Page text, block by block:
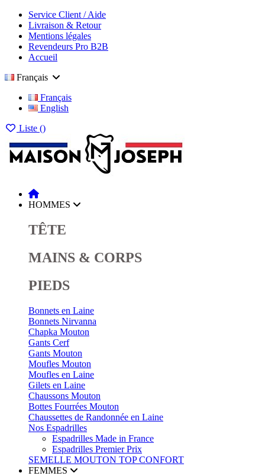
Service Client / Aide
Livraison & Retour
Mentions légales
Revendeurs Pro B2B
Accueil
Français
Français
English
Liste ()
HOMMES
TÊTE
MAINS & CORPS
PIEDS
Bonnets en Laine
Bonnets Nirvanna
Chapka Mouton
Gants Cerf
Gants Mouton
Moufles Mouton
Moufles en Laine
Gilets en Laine
Chaussons Mouton
Bottes Fourrées Mouton
Chaussettes de Randonnée en Laine
Nos Espadrilles
Espadrilles Made in France
Espadrilles Premier Prix
SEMELLE MOUTON TOP CONFORT
FEMMES